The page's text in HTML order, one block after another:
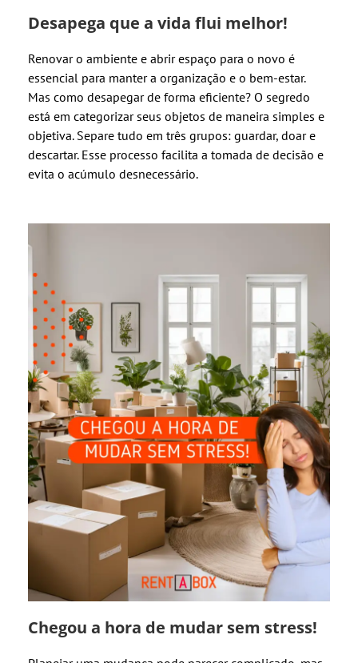
Desapega que a vida flui melhor!
Renovar o ambiente e abrir espaço para o novo é
essencial para manter a organização e o bem-estar.
Mas como desapegar de forma eficiente? O segredo
está em categorizar seus objetos de maneira simples e
objetiva. Separe tudo em três grupos: guardar, doar e
descartar. Esse processo facilita a tomada de decisão e
evita o acúmulo desnecessário.
Chegou a hora de mudar sem stress!